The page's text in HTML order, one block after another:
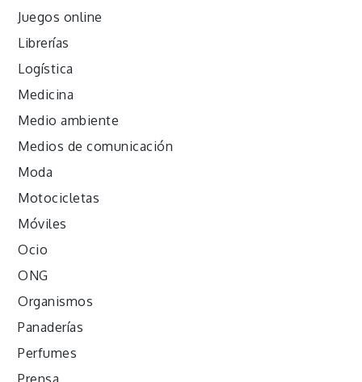
Juegos online
Librerías
Logística
Medicina
Medio ambiente
Medios de comunicación
Moda
Motocicletas
Móviles
Ocio
ONG
Organismos
Panaderías
Perfumes